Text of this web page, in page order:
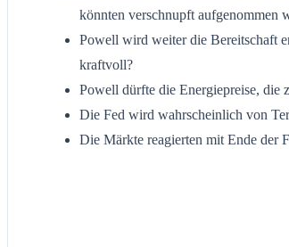
könnten verschnupft aufgenommen
Powell wird weiter die Bereitschaft
kraftvoll?
Powell dürfte die Energiepreise, die
Die Fed wird wahrscheinlich von
Die Märkte reagierten mit Ende der